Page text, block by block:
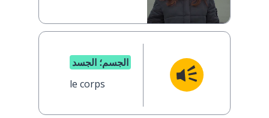
الجسم؛ الجسد
le corps